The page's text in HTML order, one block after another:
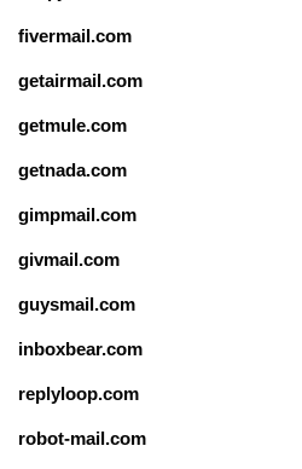
fivermail.com
getairmail.com
getmule.com
getnada.com
gimpmail.com
givmail.com
guysmail.com
inboxbear.com
replyloop.com
robot-mail.com